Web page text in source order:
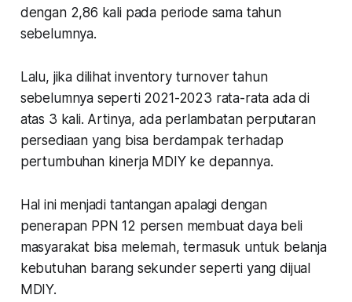
dengan 2,86 kali pada periode sama tahun
sebelumnya.
Lalu, jika dilihat inventory turnover tahun
sebelumnya seperti 2021-2023 rata-rata ada di
atas 3 kali. Artinya, ada perlambatan perputaran
persediaan yang bisa berdampak terhadap
pertumbuhan kinerja MDIY ke depannya.
Hal ini menjadi tantangan apalagi dengan
penerapan PPN 12 persen membuat daya beli
masyarakat bisa melemah, termasuk untuk belanja
kebutuhan barang sekunder seperti yang dijual
MDIY.